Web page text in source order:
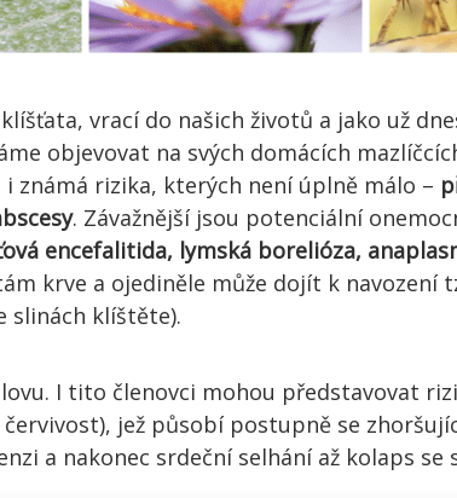
vrací do našich životů a jako už
objevovat na svých domácích
známá rizika, kterých není úplně málo –
. Závažnější jsou potenciální
encefalitida, lymská borelióza,
krve a ojediněle může dojít k navození
slinách klíštěte).
I tito členovci mohou představovat
jež působí postupně se
a nakonec srdeční selhání až kolaps se